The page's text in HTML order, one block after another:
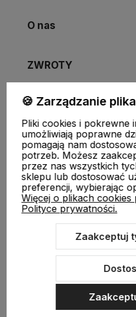
O nas
ZWROTY
FUJIMAE| Tel:720-449-
sklep@fujimae.pl|NIP:
Sklep internetowy Shoper.pl
🍪 Zarządzanie
Pliki cookies i pokrewne
umożliwiają poprawne
pomagają nam
potrzeb. Możesz
przez nas wszystkich
sklepu lub dostosować
preferencji, wybierając
Więcej o plikach
Polityce prywatności.
Zaakceptuj